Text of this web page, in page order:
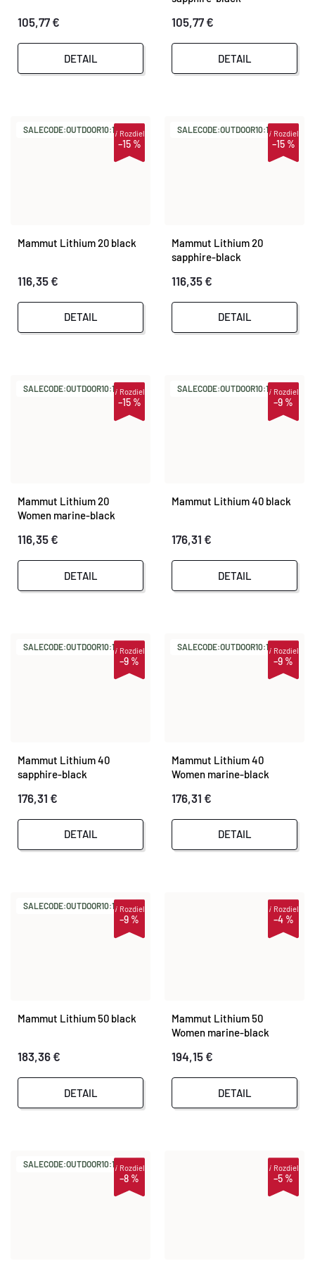
T
O
O
V
105,77 €
DETAIL
105,77 €
DETAIL
SALECODE:OUTDOOR10:10:%
–15 %
iRozdiel
Mammut Lithium 20 black
116,35 €
DETAIL
SALECODE:OUTDOOR10:10:%
–15 %
iRozdiel
Mammut Lithium 20
sapphire-black
116,35 €
DETAIL
SALECODE:OUTDOOR10:10:%
–15 %
iRozdiel
Mammut Lithium 20
Women marine-black
116,35 €
DETAIL
SALECODE:OUTDOOR10:10:%
–9 %
iRozdiel
Mammut Lithium 40 black
176,31 €
DETAIL
SALECODE:OUTDOOR10:10:%
–9 %
iRozdiel
Mammut Lithium 40
sapphire-black
176,31 €
DETAIL
SALECODE:OUTDOOR10:10:%
–9 %
iRozdiel
Mammut Lithium 40
Women marine-black
176,31 €
DETAIL
SALECODE:OUTDOOR10:10:%
–9 %
iRozdiel
Mammut Lithium 50 black
183,36 €
DETAIL
–4 %
iRozdiel
Mammut Lithium 50
Women marine-black
194,15 €
DETAIL
SALECODE:OUTDOOR10:10:%
–8 %
iRozdiel
–5 %
iRozdiel